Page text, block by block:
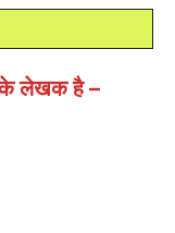
के लेखक है –